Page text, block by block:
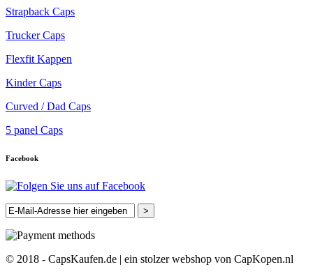
Strapback Caps
Trucker Caps
Flexfit Kappen
Kinder Caps
Curved / Dad Caps
5 panel Caps
Facebook
>
© 2018 - CapsKaufen.de | ein stolzer webshop von CapKopen.nl